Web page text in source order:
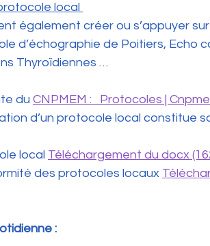
local
également créer ou s’appuyer
d’échographie de Poitiers, Echo
Thyroïdiennes …
du CNPMEM :   Protocoles |
d’un protocole local constitue
local Téléchargement du docx
des protocoles locaux
: